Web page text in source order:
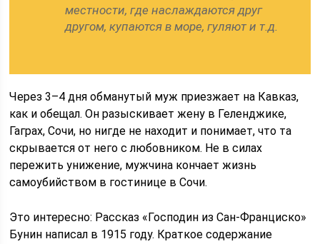
местности, где наслаждаются друг
другом, купаются в море, гуляют и т.д.
Через 3–4 дня обманутый муж приезжает на Кавказ,
как и обещал. Он разыскивает жену в Геленджике,
Гаграх, Сочи, но нигде не находит и понимает, что та
скрывается от него с любовником. Не в силах
пережить унижение, мужчина кончает жизнь
самоубийством в гостинице в Сочи.
Это интересно: Рассказ «Господин из Сан-Франциско»
Бунин написал в 1915 году. Краткое содержание